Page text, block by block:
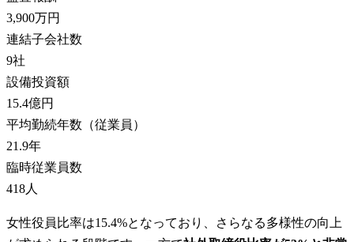
3,900万円
連結子会社数
9社
設備投資額
15.4億円
平均勤続年数（従業員）
21.9年
臨時従業員数
418人
女性役員比率は15.4%となっており、さらなる多様性の向上